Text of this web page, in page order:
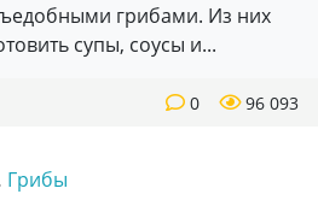
грибами. Из них
супы, соусы и...
96 093
0
Грибы